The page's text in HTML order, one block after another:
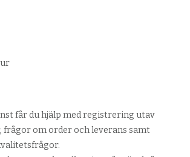
får du hjälp med registrering utav
om order och leverans samt